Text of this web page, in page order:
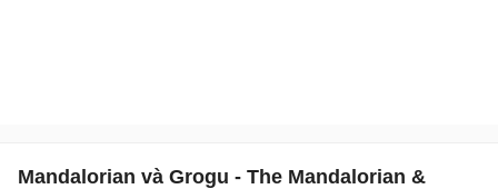
Mandalorian và Grogu - The Mandalorian &